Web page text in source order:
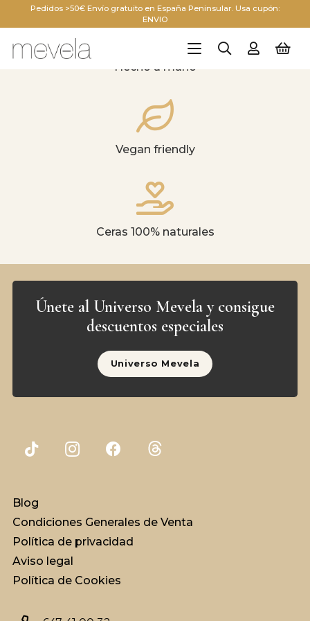
Pedidos >50€ Envío gratuito en España Peninsular. Usa cupón:
ENVIO
Hecho a mano
Vegan friendly
Ceras 100% naturales
Únete al Universo Mevela y consigue
descuentos especiales
Universo Mevela
Blog
Condiciones Generales de Venta
Política de privacidad
Aviso legal
Política de Cookies